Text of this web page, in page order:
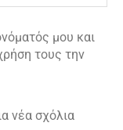
μου και
τους την
νέα σχόλια